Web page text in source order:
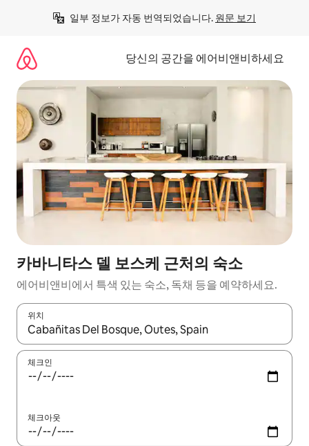
일부 정보가 자동 번역되었습니다. 원문 보기
당신의 공간을 에어비앤비하세요
카바니타스 델 보스케 근처의 숙소
에어비앤비에서 특색 있는 숙소, 독채 등을 예약하세요.
위치
결과가 나오면 위·아래 화살표 키를 사용하거나 터치 또는 스와이
체크인
체크아웃